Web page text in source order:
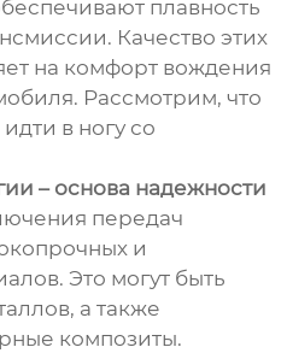
плавность
Качество этих
на комфорт вождения
Рассмотрим, что
в ногу со
– основа надежности
передач
и
Это могут быть
а также
композиты.